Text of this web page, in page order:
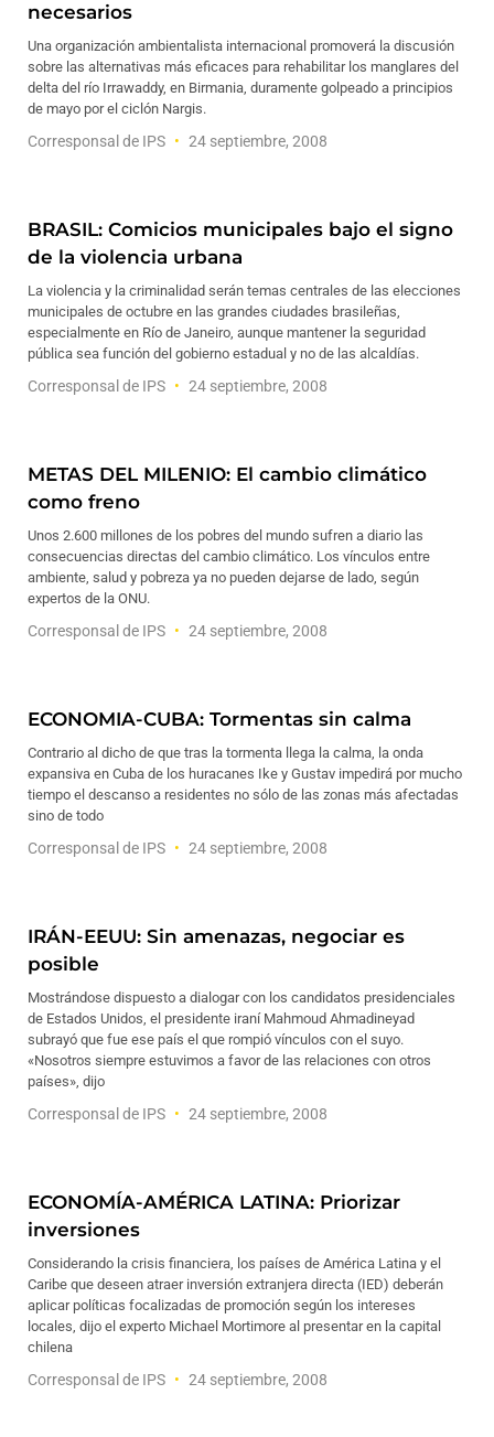
necesarios
Una organización ambientalista internacional promoverá la discusión
sobre las alternativas más eficaces para rehabilitar los manglares del
delta del río Irrawaddy, en Birmania, duramente golpeado a principios
de mayo por el ciclón Nargis.
Corresponsal de IPS 24 septiembre, 2008
BRASIL: Comicios municipales bajo el signo
de la violencia urbana
La violencia y la criminalidad serán temas centrales de las elecciones
municipales de octubre en las grandes ciudades brasileñas,
especialmente en Río de Janeiro, aunque mantener la seguridad
pública sea función del gobierno estadual y no de las alcaldías.
Corresponsal de IPS 24 septiembre, 2008
METAS DEL MILENIO: El cambio climático
como freno
Unos 2.600 millones de los pobres del mundo sufren a diario las
consecuencias directas del cambio climático. Los vínculos entre
ambiente, salud y pobreza ya no pueden dejarse de lado, según
expertos de la ONU.
Corresponsal de IPS 24 septiembre, 2008
ECONOMIA-CUBA: Tormentas sin calma
Contrario al dicho de que tras la tormenta llega la calma, la onda
expansiva en Cuba de los huracanes Ike y Gustav impedirá por mucho
tiempo el descanso a residentes no sólo de las zonas más afectadas
sino de todo
Corresponsal de IPS 24 septiembre, 2008
IRÁN-EEUU: Sin amenazas, negociar es
posible
Mostrándose dispuesto a dialogar con los candidatos presidenciales
de Estados Unidos, el presidente iraní Mahmoud Ahmadineyad
subrayó que fue ese país el que rompió vínculos con el suyo.
«Nosotros siempre estuvimos a favor de las relaciones con otros
países», dijo
Corresponsal de IPS 24 septiembre, 2008
ECONOMÍA-AMÉRICA LATINA: Priorizar
inversiones
Considerando la crisis financiera, los países de América Latina y el
Caribe que deseen atraer inversión extranjera directa (IED) deberán
aplicar políticas focalizadas de promoción según los intereses
locales, dijo el experto Michael Mortimore al presentar en la capital
chilena
Corresponsal de IPS 24 septiembre, 2008